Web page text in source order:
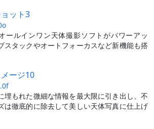
ット3
ールインワン天体撮影ソフトがパワーアッ
スタックやオートフォーカスなど新機能も搭
ージ10
埋もれた微細な情報を最大限に引き出し、不
は徹底的に除去して美しい天体写真に仕上げ